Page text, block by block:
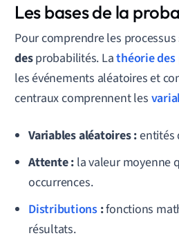
Les bases de la
Pour comprendre les
desprobabilités. Lathéorie
les événements aléatoires et
centraux comprennent les
Variables aléatoires :entités
Attente : la valeur moyenne
occurrences.
Distributions:fonctions
résultats.